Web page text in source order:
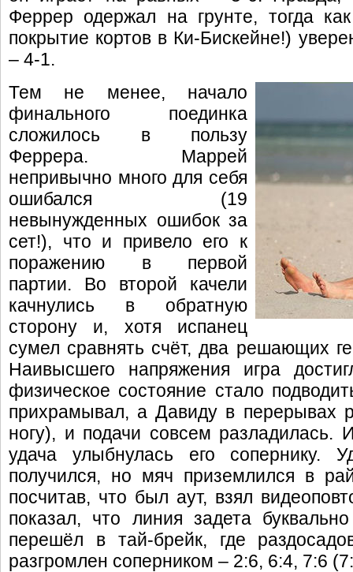
Феррер одержал на грунте, тогда
покрытие кортов в Ки-Бискейне!)
– 4-1.
Тем не менее, начало
финального поединка
сложилось в пользу
Феррера. Маррей
непривычно много для себя
ошибался (19
невынужденных ошибок за
сет!), что и привело его к
поражению в первой
партии. Во второй качели
качнулись в обратную
сторону и, хотя испанец
сумел сравнять счёт, два решающих
Наивысшего напряжения игра
физическое состояние стало
прихрамывал, а Давиду в перерывах
ногу), и подачи совсем разладилась.
удача улыбнулась его сопернику.
получился, но мяч приземлился в
посчитав, что был аут, взял
показал, что линия задета
перешёл в тай-брейк, где
разгромлен соперником – 2:6, 6:4, 7:6